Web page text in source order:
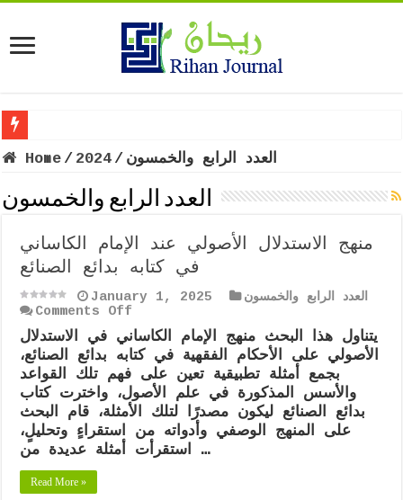
Home / 2024 / العدد الرابع والخمسون
العدد الرابع والخمسون
منهج الاستدلال الأصولي عند الإمام الكاساني
في كتابه بدائع الصنائع
January 1, 2025
العدد الرابع والخمسون
Comments Off
منهج
الاستدلال
الأصولي
عند
الإمام
الكاساني
في
كتابه
بدائع
يتناول هذا البحث منهج الإمام الكاساني في الاستدلال
الأصولي على الأحكام الفقهية في كتابه بدائع الصنائع،
بجمع أمثلة تطبيقية تعين على فهم تلك القواعد
والأسس المذكورة في علم الأصول، واخترت كتاب
بدائع الصنائع ليكون مصدرًا لتلك الأمثلة، قام البحث
على المنهج الوصفي وأدواته من استقراءٍ وتحليلٍ،
استقرأت أمثلة عديدة من …
Read More »